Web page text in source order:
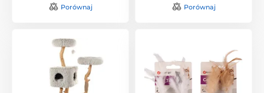
Porównaj Porównaj